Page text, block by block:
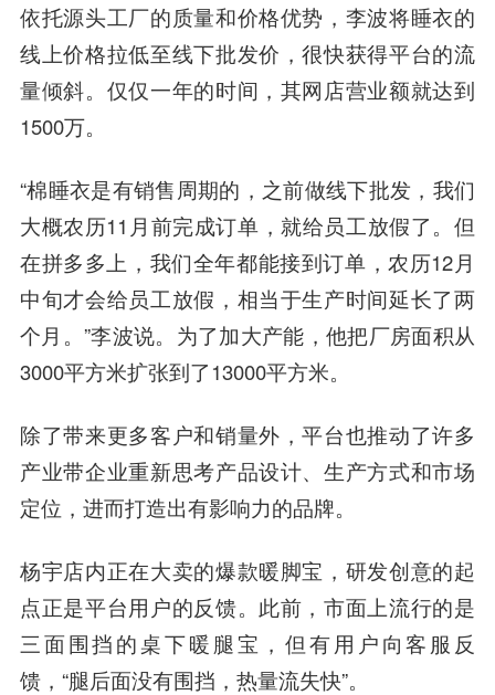
依托源头工厂的质量和价格优势，李波将睡衣的
线上价格拉低至线下批发价，很快获得平台的流
量倾斜。仅仅一年的时间，其网店营业额就达到
1500万。
“棉睡衣是有销售周期的，之前做线下批发，我们
大概农历11月前完成订单，就给员工放假了。但
在拼多多上，我们全年都能接到订单，农历12月
中旬才会给员工放假，相当于生产时间延长了两
个月。”李波说。为了加大产能，他把厂房面积从
3000平方米扩张到了13000平方米。
除了带来更多客户和销量外，平台也推动了许多
产业带企业重新思考产品设计、生产方式和市场
定位，进而打造出有影响力的品牌。
杨宇店内正在大卖的爆款暖脚宝，研发创意的起
点正是平台用户的反馈。此前，市面上流行的是
三面围挡的桌下暖腿宝，但有用户向客服反
馈，“腿后面没有围挡，热量流失快”。